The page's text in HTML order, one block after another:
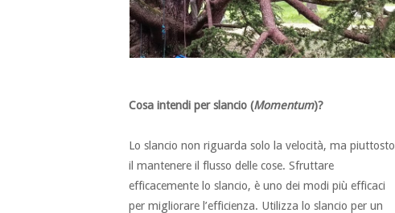
Cosa intendi per slancio (Momentum)?
Lo slancio non riguarda solo la velocità, ma piuttosto
il mantenere il flusso delle cose. Sfruttare
efficacemente lo slancio, è uno dei modi più efficaci
per migliorare l’efficienza. Utilizza lo slancio per un